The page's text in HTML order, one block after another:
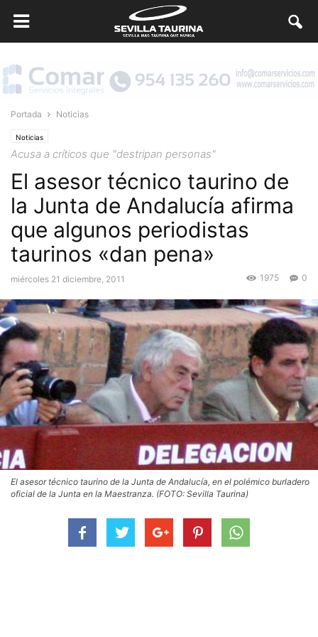
Portada Noticias
Noticias
Acusa a críticos que "destripan personas"
El asesor técnico taurino de
la Junta de Andalucía afirma
que algunos periodistas
taurinos «dan pena»
miércoles 21 diciembre, 2011 0
1975
El asesor técnico taurino de la Junta de Andalucía, en el polémico burladero
oficial de la Junta en la Maestranza. (FOTO: Sevilla Taurina)